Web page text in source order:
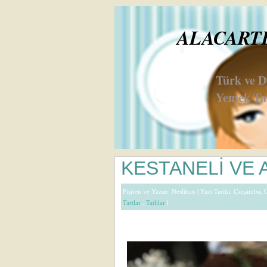
Türk ve
Yemek
KESTANELİ VE
Pişiren ve Yazan: Neslihan | Yazı Tarihi: Çarşamba,
Tartlar , Tatlılar |